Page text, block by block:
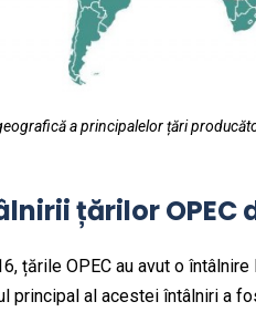
a principalelor țări
țărilor OPEC
țările OPEC au avut o
principal al acestei întâlniri a